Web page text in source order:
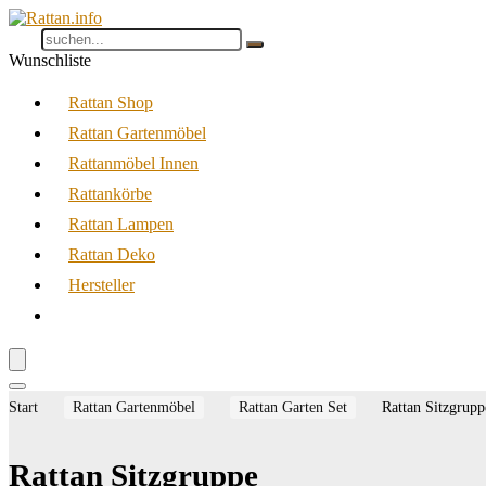
Wunschliste
Rattan Shop
Rattan Gartenmöbel
Rattanmöbel Innen
Rattankörbe
Rattan Lampen
Rattan Deko
Hersteller
Start Rattan Gartenmöbel Rattan Garten Set Rattan
Rattan Sitzgruppe